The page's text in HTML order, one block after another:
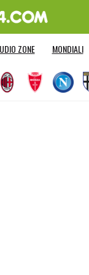
ZONE MONDIALI